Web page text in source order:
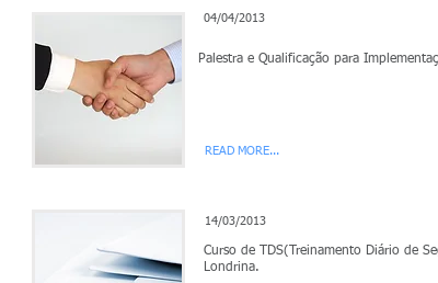
04/04/2013
Palestra e Qualificação para
READ MORE...
14/03/2013
Curso de TDS(Treinamento Diário de
Londrina.